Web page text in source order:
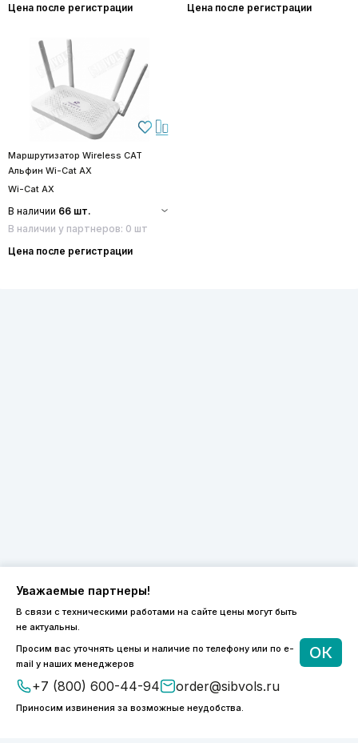
Цена после регистрации
Цена после регистрации
Маршрутизатор Wireless CAT
Альфин Wi-Cat AX
Wi-Cat AX
В наличии 66 шт.
В наличии у партнеров: 0 шт
Цена после регистрации
Уважаемые партнеры!
В связи с техническими работами на сайте цены могут быть
не актуальны.
Просим вас уточнять цены и наличие по телефону или по e-
mail у наших менеджеров
+7 (800) 600-44-94 order@sibvols.ru
Приносим извинения за возможные неудобства.
ОК
8 (800) 600-44-94
ПН-ПТ 9:00 - 18:00
order@sibvols.ru
О компании
Доставка и оплата